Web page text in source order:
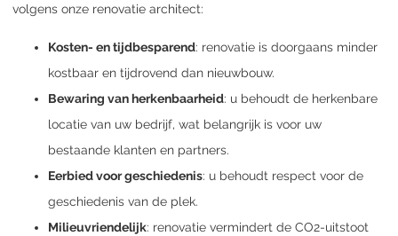
volgens onze renovatie architect:
Kosten- en tijdbesparend: renovatie is doorgaans minder
kostbaar en tijdrovend dan nieuwbouw.
Bewaring van herkenbaarheid: u behoudt de herkenbare
locatie van uw bedrijf, wat belangrijk is voor uw
bestaande klanten en partners.
Eerbied voor geschiedenis: u behoudt respect voor de
geschiedenis van de plek.
Milieuvriendelijk: renovatie vermindert de CO2-uitstoot